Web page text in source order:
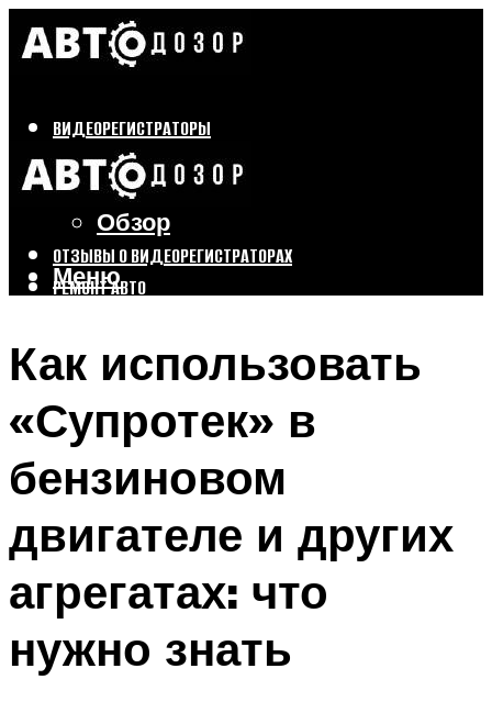
ВИДЕОРЕГИСТРАТОРЫ
Бренды
Выбор
Обзор
ОТЗЫВЫ О ВИДЕОРЕГИСТРАТОРАХ
РЕМОНТ АВТО
Меню
Как использовать
«Супротек» в
бензиновом
двигателе и других
агрегатах: что
нужно знать